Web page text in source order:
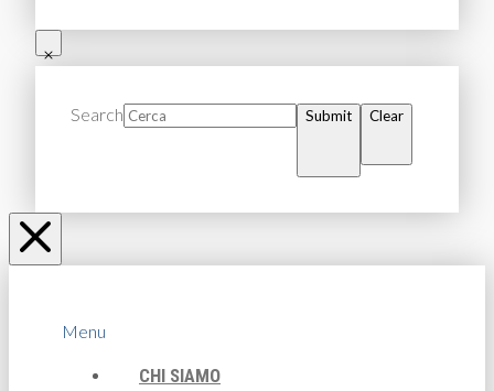
Search Submit Clear
Menu
CHI SIAMO